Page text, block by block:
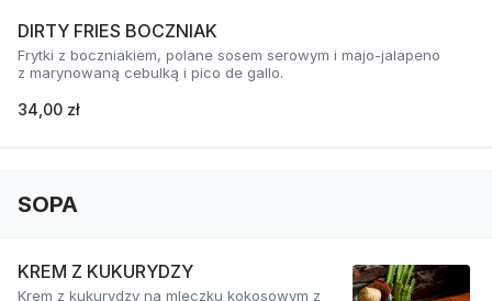
DIRTY FRIES BOCZNIAK
Frytki z boczniakiem, polane sosem serowym i majo-jalapeno
z marynowaną cebulką i pico de gallo.
34,00 zł
SOPA
KREM Z KUKURYDZY
Krem z kukurydzy na mleczku kokosowym z